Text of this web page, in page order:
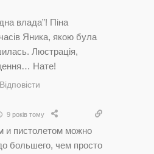
влада”! Піна
Яника, якою була
Люстрація,
Нате!
Відповісти
9 років тому
и пистолетом можно
большего, чем просто